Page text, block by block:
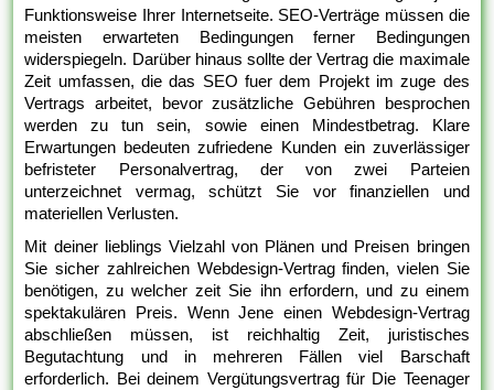
Funktionsweise Ihrer Internetseite. SEO-Verträge müssen die
meisten erwarteten Bedingungen ferner Bedingungen
widerspiegeln. Darüber hinaus sollte der Vertrag die maximale
Zeit umfassen, die das SEO fuer dem Projekt im zuge des
Vertrags arbeitet, bevor zusätzliche Gebühren besprochen
werden zu tun sein, sowie einen Mindestbetrag. Klare
Erwartungen bedeuten zufriedene Kunden ein zuverlässiger
befristeter Personalvertrag, der von zwei Parteien
unterzeichnet vermag, schützt Sie vor finanziellen und
materiellen Verlusten.
Mit deiner lieblings Vielzahl von Plänen und Preisen bringen
Sie sicher zahlreichen Webdesign-Vertrag finden, vielen Sie
benötigen, zu welcher zeit Sie ihn erfordern, und zu einem
spektakulären Preis. Wenn Jene einen Webdesign-Vertrag
abschließen müssen, ist reichhaltig Zeit, juristisches
Begutachtung und in mehreren Fällen viel Barschaft
erforderlich. Bei deinem Vergütungsvertrag für Die Teenager